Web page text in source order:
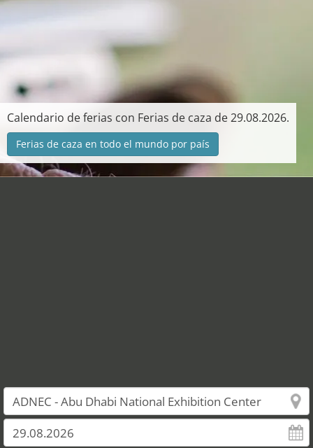
Calendario de ferias con Ferias de caza de 29.08.2026.
Ferias de caza en todo el mundo por país